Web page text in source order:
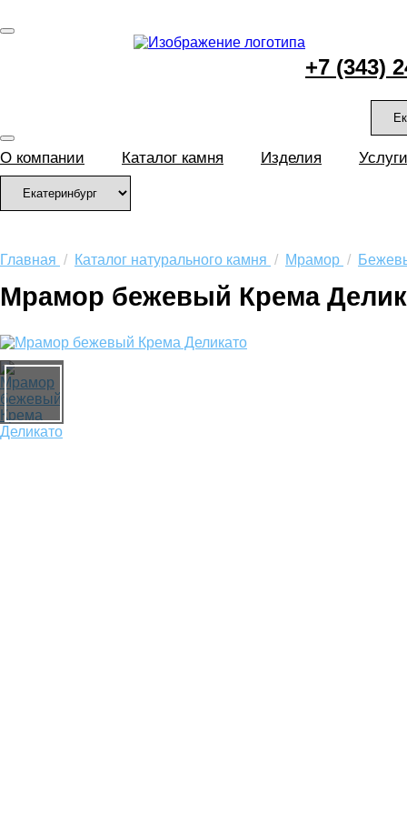
+7 (343)
О компании Каталог камня Изделия Услуги
Главная / Каталог натурального камня / Мрамор /
Мрамор бежевый Крема